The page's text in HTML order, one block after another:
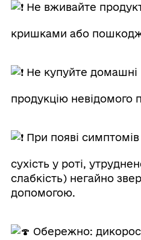
Не вживайте
кришками або
Не купуйте домашні
продукцію невідомого
При появі
сухість у роті,
слабкість) негайно
допомогою.
Обережно: